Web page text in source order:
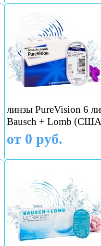
линзы PureVision 6
Bausch + Lomb
от 0 руб.